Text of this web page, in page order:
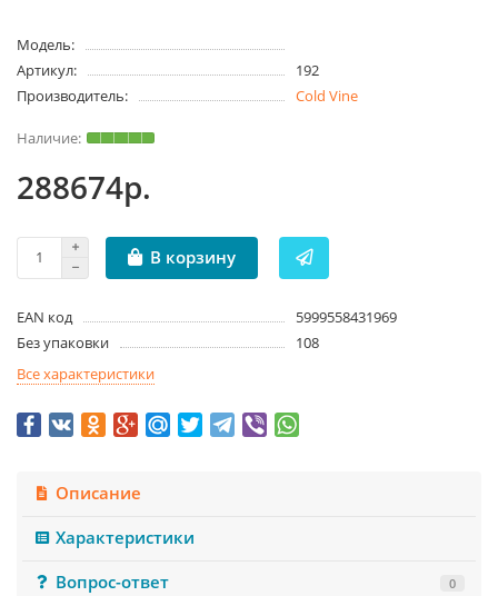
Модель:
Артикул:
192
Производитель:
Cold Vine
288674р.
В корзину
EAN код
5999558431969
Без упаковки
108
Все характеристики
Описание
Характеристики
Вопрос-ответ
0